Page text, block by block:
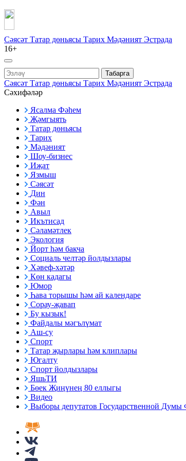
Сәясәт Татар дөньясы Тарих Мәдәният Эстрада
16+
Табарга
Сәясәт Татар дөньясы Тарих Мәдәният Эстрада
Сәхифәләр
Ясалма Фәһем
Җәмгыять
Татар дөньясы
Тарих
Мәдәният
Шоу-бизнес
Иҗат
Язмыш
Сәясәт
Дин
Фән
Авыл
Икътисад
Сәламәтлек
Экология
Йорт һәм бакча
Социаль челтәр йолдызлары
Хәвеф-хәтәр
Көн кадагы
Юмор
Һава торышы һәм ай календаре
Сорау-җавап
Бу кызык!
Файдалы мәгълүмат
Аш-су
Спорт
Татар җырлары һәм клиплары
Югалту
Спорт йолдызлары
ЯшьТИ
Бөек Җиңүнең 80 еллыгы
Видео
Выборы депутатов Государственной Думы